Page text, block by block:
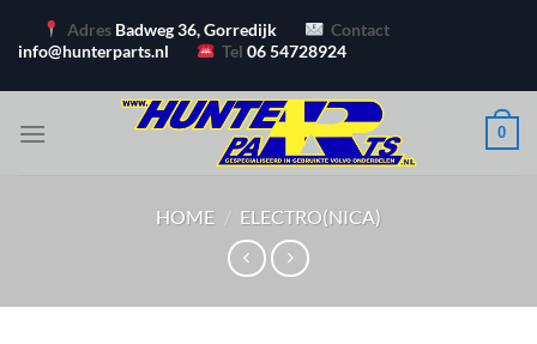
naar
Adres Badweg 36, Gorredijk
Contact
info@hunterparts.nl
Tel06 54728924
0
HOME / ELECTRO(NICA)